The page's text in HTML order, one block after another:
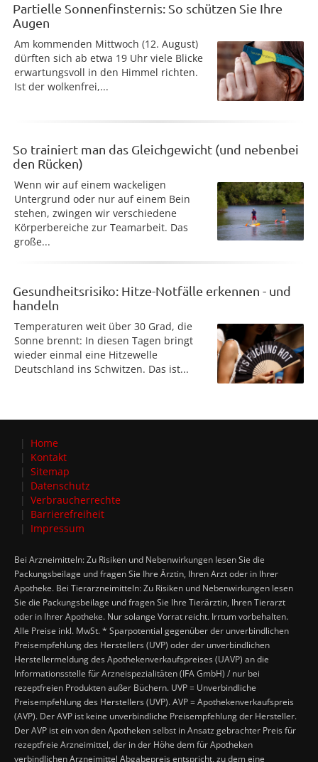
Partielle Sonnenfinsternis: So schützen Sie Ihre
Augen
Am kommenden Mittwoch (12. August)
dürften sich ab etwa 19 Uhr viele Blicke
erwartungsvoll in den Himmel richten.
Ist der wolkenfrei,...
So trainiert man das Gleichgewicht (und nebenbei
den Rücken)
Wenn wir auf einem wackeligen
Untergrund oder nur auf einem Bein
stehen, zwingen wir verschiedene
Körperbereiche zur Teamarbeit. Das
große...
Gesundheitsrisiko: Hitze-Notfälle erkennen - und
handeln
Temperaturen weit über 30 Grad, die
Sonne brennt: In diesen Tagen bringt
wieder einmal eine Hitzewelle
Deutschland ins Schwitzen. Das ist...
Home
Kontakt
Sitemap
Datenschutz
Verbraucherrechte
Barrierefreiheit
Impressum
Bei Arzneimitteln: Zu Risiken und Nebenwirkungen lesen Sie die
Packungsbeilage und fragen Sie Ihre Ärztin, Ihren Arzt oder in Ihrer
Apotheke. Bei Tierarzneimitteln: Zu Risiken und Nebenwirkungen lesen
Sie die Packungsbeilage und fragen Sie Ihre Tierärztin, Ihren Tierarzt
oder in Ihrer Apotheke. Nur solange Vorrat reicht. Irrtum vorbehalten.
Alle Preise inkl. MwSt. * Sparpotential gegenüber der unverbindlichen
Preisempfehlung des Herstellers (UVP) oder der unverbindlichen
Herstellermeldung des Apothekenverkaufspreises (UAVP) an die
Informationsstelle für Arzneispezialitäten (IFA GmbH) / nur bei
rezeptfreien Produkten außer Büchern. UVP = Unverbindliche
Preisempfehlung des Herstellers (UVP). AVP = Apothekenverkaufspreis
(AVP). Der AVP ist keine unverbindliche Preisempfehlung der Hersteller.
Der AVP ist ein von den Apotheken selbst in Ansatz gebrachter Preis für
rezeptfreie Arzneimittel, der in der Höhe dem für Apotheken
verbindlichen Arzneimittel Abgabepreis entspricht, zu dem eine